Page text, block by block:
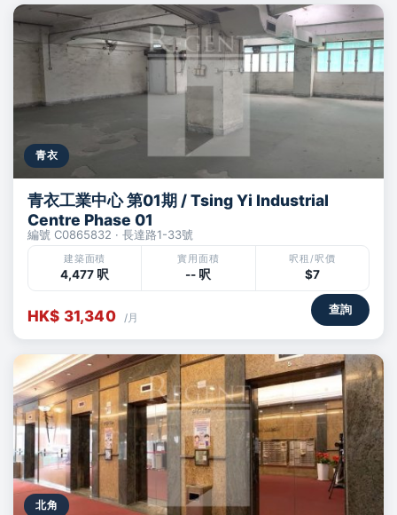
青衣
青衣工業中心 第01期 / Tsing Yi Industrial
Centre Phase 01
編號 C0865832 · 長達路1-33號
建築面積
4,477 呎
實用面積
-- 呎
呎租/呎價
$7
HK$ 31,340 /月
查詢
北角